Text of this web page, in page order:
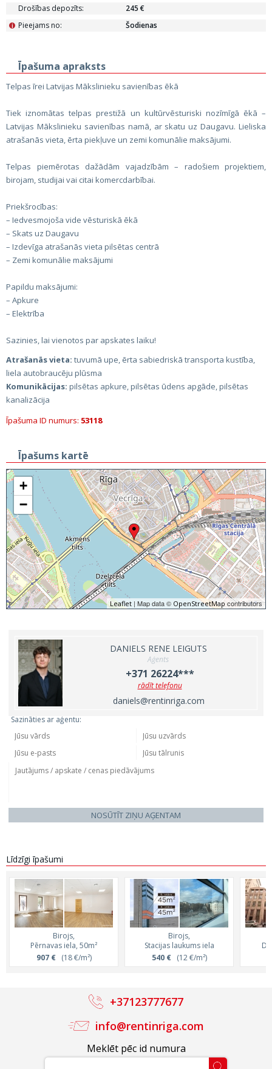
Drošības depozīts:
245 €
Pieejams no:
i Šodienas
Īpašuma apraksts
Telpas īrei Latvijas Mākslinieku savienības ēkā
Tiek iznomātas telpas prestižā un kultūrvēsturiski nozīmīgā ēkā –
Latvijas Mākslinieku savienības namā, ar skatu uz Daugavu. Lieliska
atrašanās vieta, ērta piekļuve un zemi komunālie maksājumi.
Telpas piemērotas dažādām vajadzībām – radošiem projektiem,
birojam, studijai vai citai komercdarbībai.
Priekšrocības:
– Iedvesmojoša vide vēsturiskā ēkā
– Skats uz Daugavu
– Izdevīga atrašanās vieta pilsētas centrā
– Zemi komunālie maksājumi
Papildu maksājumi:
– Apkure
– Elektrība
Sazinies, lai vienotos par apskates laiku!
Atrašanās vieta: tuvumā upe, ērta sabiedriskā transporta kustība,
liela autobraucēju plūsma
Komunikācijas: pilsētas apkure, pilsētas ūdens apgāde, pilsētas
kanalizācija
Īpašuma ID numurs: 53118
Īpašums kartē
+
−
Leaflet | Map data © OpenStreetMap contributors
DANIELS RENE LEIGUTS
Aģents
+371 26224***
rādīt telefonu
daniels@rentinriga.com
Sazināties ar aģentu:
NOSŪTĪT ZIŅU AĢENTAM
Līdzīgi īpašumi
Birojs,
Pērnavas iela, 50m²
907 €(18 €/m²)
Birojs,
Stacijas laukums iela
540 €(12 €/m²)
Meklēt pēc id numura
info@rentinriga.com
+37123777677